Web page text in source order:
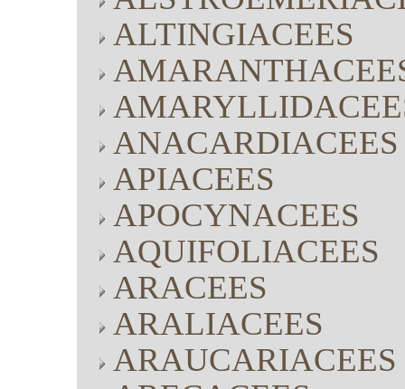
ALTINGIACEES
ANACARDIACEES
APIACEES
APOCYNACEES
AQUIFOLIACEES
ARACEES
ARALIACEES
ARAUCARIACEES